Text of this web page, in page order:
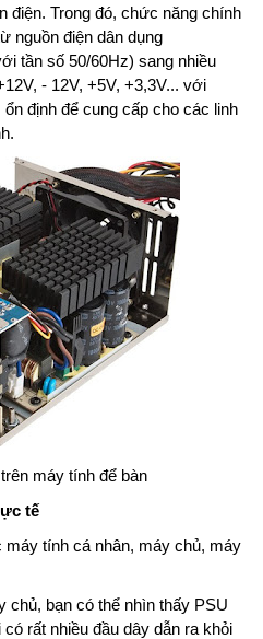
điện. Trong đó, chức năng chính
nguồn điện dân dụng
tần số 50/60Hz) sang nhiều
- 12V, +5V, +3,3V... với
định để cung cấp cho các linh
máy tính để bàn
tế
tính cá nhân, máy chủ, máy
chủ, bạn có thể nhìn thấy PSU
rất nhiều đầu dây dẫn ra khỏi